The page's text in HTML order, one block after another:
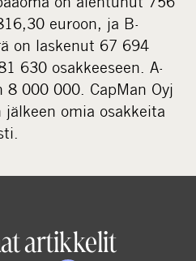
euroon, ja B-
on laskenut 67 694
630 osakkeeseen. A-
8 000 000. CapMan Oyj
omia osakkeita
artikkelit